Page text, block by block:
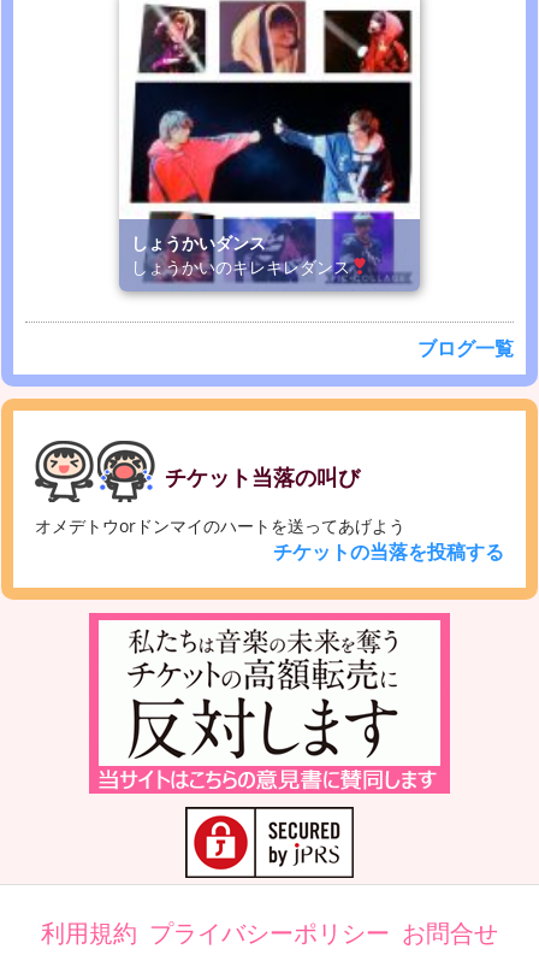
しょうかいダンス
しょうかいのキレキレダンス
ブログ一覧
チケット当落の叫び
オメデトウorドンマイのハートを送ってあげよう
チケットの当落を投稿する
利用規約 プライバシーポリシー お問合せ